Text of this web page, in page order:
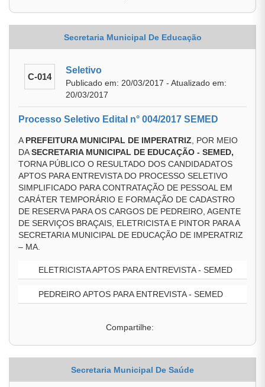
Secretaria Municipal De Educação
C-014
Seletivo
Publicado em: 20/03/2017 - Atualizado em:
20/03/2017
Processo Seletivo Edital n° 004/2017 SEMED
A PREFEITURA MUNICIPAL DE IMPERATRIZ , POR MEIO
DASECRETARIA MUNICIPAL DE EDUCAÇÃO - SEMED,
TORNA PÚBLICO O RESULTADO DOS CANDIDADATOS
APTOS PARA ENTREVISTA DO PROCESSO SELETIVO
SIMPLIFICADO PARA CONTRATAÇÃO DE PESSOAL EM
CARÁTER TEMPORÁRIO E FORMAÇÃO DE CADASTRO
DE RESERVA PARA OS CARGOS DE PEDREIRO, AGENTE
DE SERVIÇOS BRAÇAIS, ELETRICISTA E PINTOR PARA A
SECRETARIA MUNICIPAL DE EDUCAÇÃO DE IMPERATRIZ
– MA.
ELETRICISTA APTOS PARA ENTREVISTA - SEMED
PEDREIRO APTOS PARA ENTREVISTA - SEMED
Compartilhe:
Secretaria Municipal De Saúde